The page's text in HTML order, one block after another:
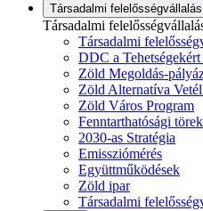
Társadalmi felelősségvállalás
Társadalmi
Társadalmi
DDC a
Zöld Megoldás-
Zöld Alternatíva
Zöld Város Program
Fenntarthatósági
2030-as Stratégia
Emissziómérés
Együttműködések
Zöld ipar
Társadalmi